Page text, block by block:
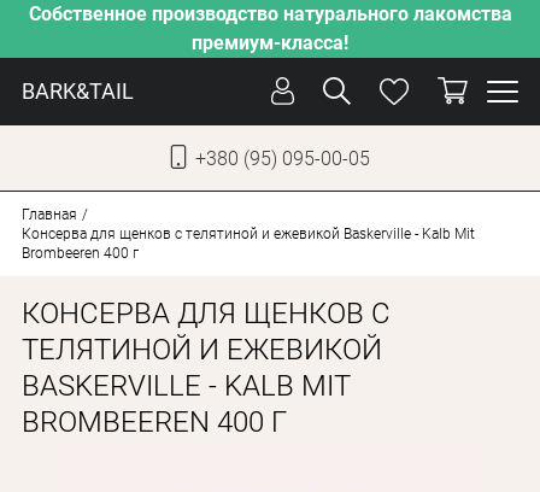
Собственное производство натурального лакомства
премиум-класса!
BARK&TAIL
+380 (95) 095-00-05
КОТЫ
ОТ ЖАРЫ
НАШЕ ПРОИЗВОДСТВО
Главная
Консерва для щенков с телятиной и ежевикой Baskerville - Kalb Mit
Brombeeren 400 г
КОНСЕРВА ДЛЯ ЩЕНКОВ С
ТЕЛЯТИНОЙ И ЕЖЕВИКОЙ
BASKERVILLE - KALB MIT
BROMBEEREN 400 Г